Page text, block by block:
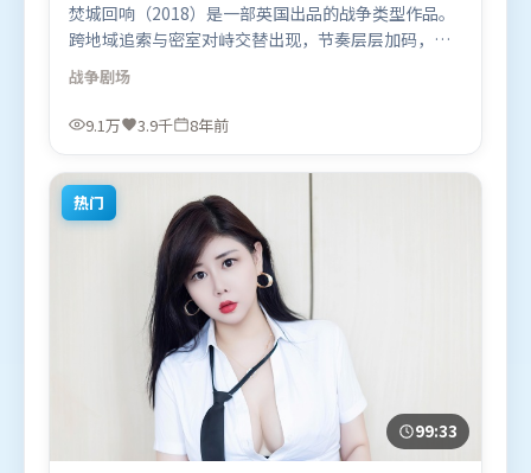
焚城回响（2018）是一部英国出品的战争类型作品。
跨地域追索与密室对峙交替出现，节奏层层加码，张
力持续上扬。群像刻画各有弧光，配角亦承担叙事推
进功能。由管虎执导，谭卓、章子怡、吴京，赵丽
颖、古天乐等联袂出演。影片于2018年7月15日（英
观看。
战争剧场
9.1万 3.9千 8年前
热门
99:33